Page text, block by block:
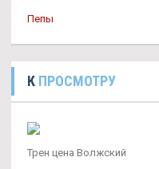
Пепы
К ПРОСМОТРУ
Трен цена Волжский